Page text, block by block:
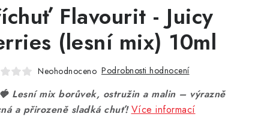
Flavourit - Juicy
(lesní mix) 10ml
Neohodnoceno Podrobnosti hodnocení
Lesní mix borůvek, ostružin a malin – výrazně
a přirozeně sladká chuť! Více informací